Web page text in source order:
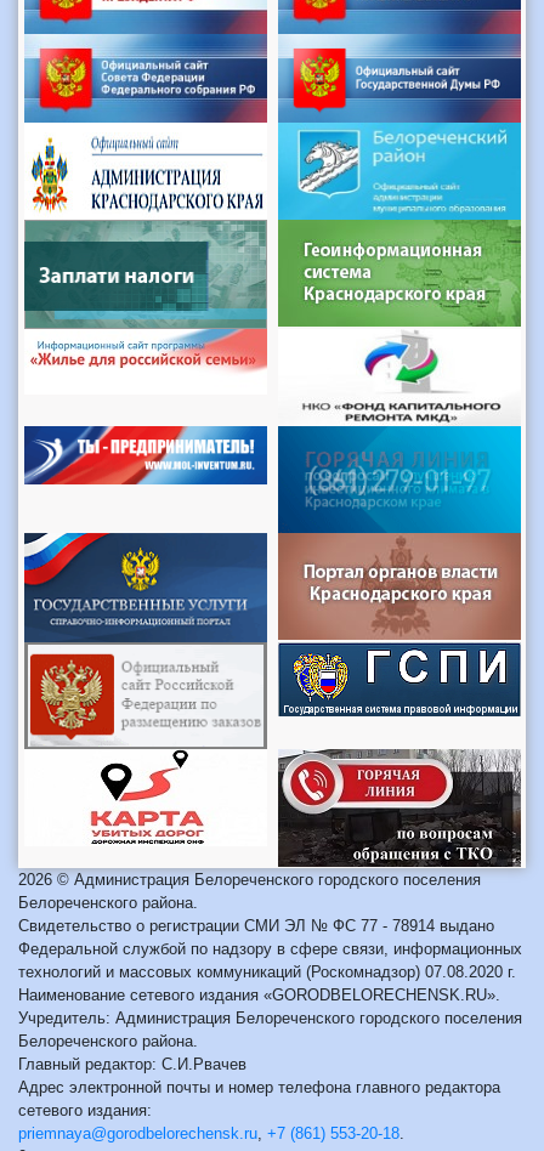
2026 © Администрация Белореченского городского поселения
Белореченского района.
Свидетельство о регистрации СМИ ЭЛ № ФС 77 - 78914 выдано
Федеральной службой по надзору в сфере связи, информационных
технологий и массовых коммуникаций (Роскомнадзор) 07.08.2020 г.
Наименование сетевого издания «GORODBELORECHENSK.RU».
Учредитель: Администрация Белореченского городского поселения
Белореченского района.
Главный редактор: С.И.Рвачев
Адрес электронной почты и номер телефона главного редактора
сетевого издания:
priemnaya@gorodbelorechensk.ru, +7 (861) 553-20-18.